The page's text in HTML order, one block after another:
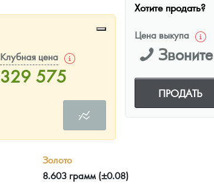
Клубная цена
329 575
Хотите продать?
Цена выкупа
Звоните
ПРОДАТЬ
Золото
8.603 грамм (±0.08)